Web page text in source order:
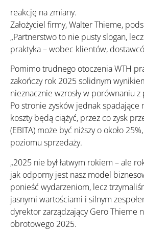
reakcję na zmiany.
Założyciel firmy, Walter Thieme,
„Partnerstwo to nie pusty slogan,
praktyka – wobec klientów,
Pomimo trudnego otoczenia WTH
zakończy rok 2025 solidnym
nieznacznie wzrosły w porównaniu
Po stronie zysków jednak spadające
koszty będą ciążyć, przez co zysk
(EBITA) może być niższy o około
poziomu sprzedaży.
„2025 nie był łatwym rokiem – ale
jak odporny jest nasz model
ponieść wydarzeniom, lecz
jasnymi wartościami i silnym
dyrektor zarządzający Gero Thieme
obrotowego 2025.